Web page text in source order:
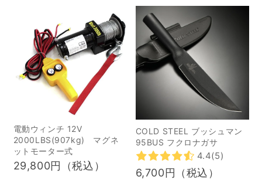
徴を解説 トレイルカメラ
とは、動物の熱を感知し
て自動で撮影するカメラ
です。獣害対策のアイテ
ムとして活用されてお
り、無人状態で静止画・
い用途に対応します。 こ
ちらはトレイルカメラで
撮影されたエゾシカの映
シ肉 3クマ肉 4カモ肉 5
ウサギ肉 6キジ肉 7カラ
ス肉 4ジビエ料理の魅力
1鮮度がいい 2ヘルシー 3
栄養豊富 4環境に良い 5
ジビエ料理の注意点 1よ
く加熱する 2調理器具を
分ける 3解凍は冷蔵庫で
行う 6意外な美味しさ
も！おすすめのジビエ料
理 1イノシシ肉のカイエ
電動ウィンチ 12V
2000LBS(907kg) マグネ
ットモーター式
29,800円（税込）
COLD STEEL ブッシュマン
95BUS フクロナガサ
4.4(5)
6,700円（税込）